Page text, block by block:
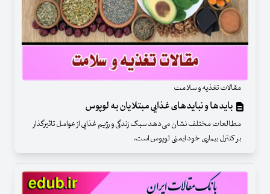
مقالات تغذیه و سلامت
بایدها و نبایدهای غذایی مبتلایان به لوپوس
مطالعات مختلف نشان می‌دهد سبک زندگی و رژیم غذایی از عوامل تاثیرگذار
بر کنترل بیماری خود ایمنی لوپوس است.